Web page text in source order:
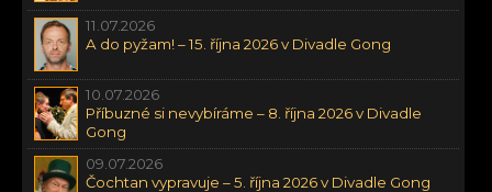
11.07.2026
A do pyžam! – 15. října 2026 v Divadle Gong
10.07.2026
Příbuzné si nevybíráme – 8. října 2026 v Divadle
Gong
09.07.2026
Čochtan vypravuje – 5. října 2026 v Divadle Gong